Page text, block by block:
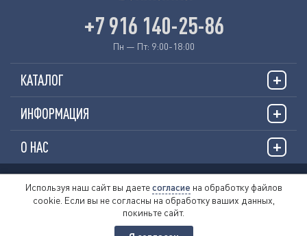
КАТАЛОГ
ИНФОРМАЦИЯ
О НАС
+7 916 140-25-86
Пн — Пт: 9:00-18:00
Пользовательское соглашение
Используя наш сайт вы даетесогласие на обработку файлов
cookie. Если вы не согласны на обработку ваших данных,
покиньте сайт.